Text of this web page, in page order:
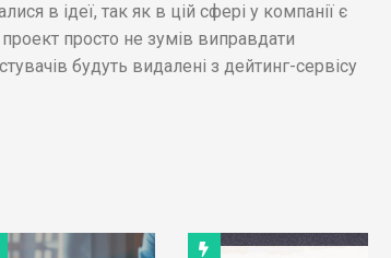
в ідеї, так як в цій сфері у компанії є
просто не зумів виправдати
будуть видалені з дейтинг-сервісу